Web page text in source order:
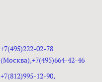
+7(495)222-02-78
(Москва),+7(495)664-42-46
+7(812)995-12-90,